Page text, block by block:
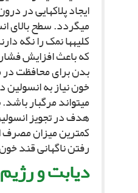
ایجاد پلاک‏هایى در
مى‏گردد. سطح بالاى
کلیه‏ها نمک را نگه
که باعث افزایش
بدن براى محافظت
خون نیاز به انسولین
مى‏تواند مرگبار
هدف در تجویز
کمترین میزان مصرف
رفتن ناگهانى قند
دیابت و